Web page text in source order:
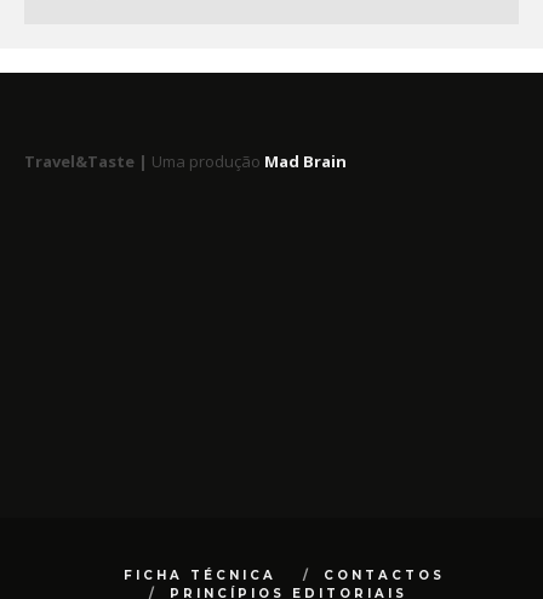
Travel&Taste | Uma produção Mad Brain
FICHA TÉCNICA
CONTACTOS
PRINCÍPIOS EDITORIAIS